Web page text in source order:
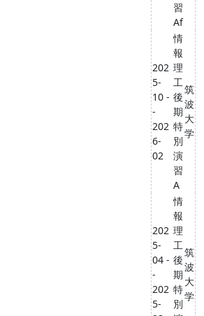
習
Af
202
5-
10 -
-
202
6-
02
情
報
理
工
後
期
特
別
演
習
A
筑
波
大
学
202
5-
04 -
-
202
5-
情
報
理
工
後
期
特
別
筑
波
大
学